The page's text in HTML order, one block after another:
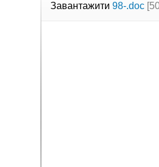
Завантажити 98-.doc